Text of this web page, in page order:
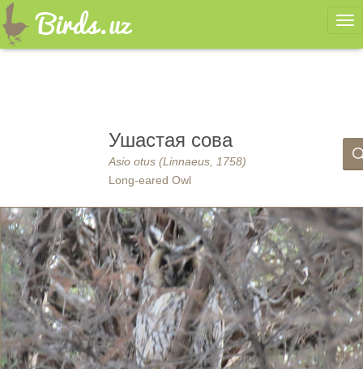
Ушастая сова
Asio otus (Linnaeus, 1758)
Long-eared Owl